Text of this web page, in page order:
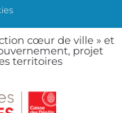
cœur de ville » et
projet
territoires